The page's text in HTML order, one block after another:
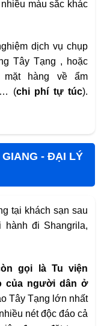
màu sắc khác
dịch vụ chụp
Tây Tạng , hoặc
mặt hàng về ẩm
… (chi phí tự túc).
GIANG - ĐẠI LÝ
tại khách sạn sau
đi Shangrila,
gọi là Tu viện
của người dân ở
Tây Tạng lớn nhất
nét độc đáo cả